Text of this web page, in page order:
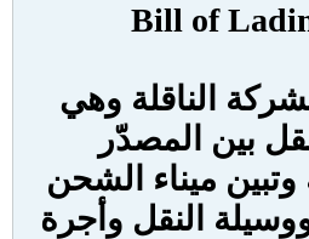
Bill of
الناقلة وهي
بين المصدّر
وتبين ميناء الشحن
النقل وأجرة